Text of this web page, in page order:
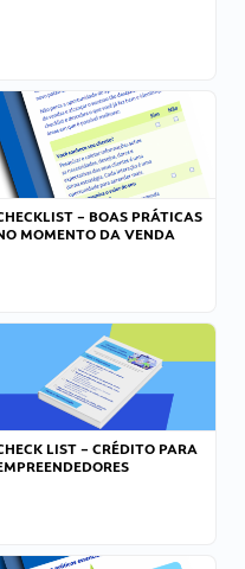
– BOAS PRÁTICAS
MOMENTO DA VENDA
LIST – CRÉDITO PARA